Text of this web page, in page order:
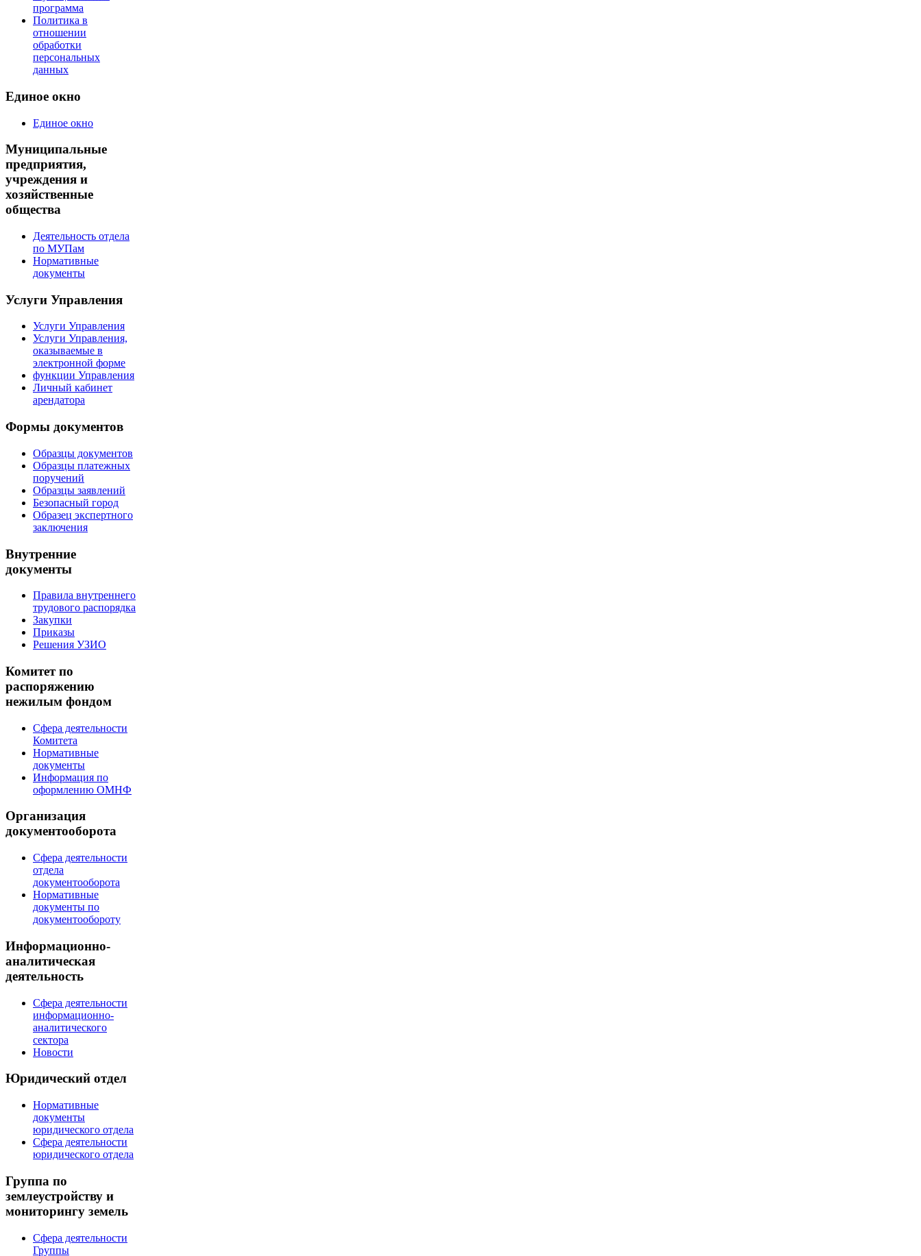
программа
Политика в
отношении
обработки
персональных
данных
Единое окно
Единое окно
Муниципальные
предприятия,
учреждения и
хозяйственные
общества
Деятельность отдела
по МУПам
Нормативные
документы
Услуги Управления
Услуги Управления
Услуги Управления,
оказываемые в
электронной форме
функции Управления
Личный кабинет
арендатора
Формы документов
Образцы документов
Образцы платежных
поручений
Образцы заявлений
Безопасный город
Образец экспертного
заключения
Внутренние
документы
Правила внутреннего
трудового распорядка
Закупки
Приказы
Решения УЗИО
Комитет по
распоряжению
нежилым фондом
Сфера деятельности
Комитета
Нормативные
документы
Информация по
оформлению ОМНФ
Организация
документооборота
Сфера деятельности
отдела
документооборота
Нормативные
документы по
документообороту
Информационно-
аналитическая
деятельность
Сфера деятельности
информационно-
аналитического
сектора
Новости
Юридический отдел
Нормативные
документы
юридического отдела
Сфера деятельности
юридического отдела
Группа по
землеустройству и
мониторингу земель
Сфера деятельности
Группы